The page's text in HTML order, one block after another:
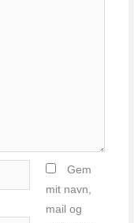
Gem
mit navn,
mail og